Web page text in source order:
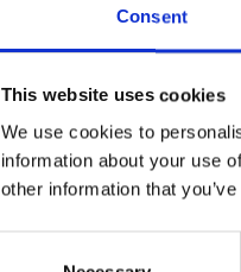
Consent
This website uses cookies
We use cookies to
information about your use
other information that
Trakten kring
du besöka
höjdryggssluttning
bakåt i tiden.
Unika